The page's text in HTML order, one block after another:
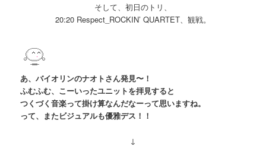
そして、初日のトリ、
20:20 Respect_ROCKIN’ QUARTET、観戦。
あ、バイオリンのナオトさん発見〜！
ふむふむ、こーいったユニットを拝見すると
つくづく音楽って掛け算なんだなーって思いますね。
って、またビジュアルも優雅デス！！
↓